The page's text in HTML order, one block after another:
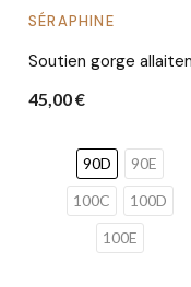
SÉRAPHINE
45,00 €
90D
90E
100C
100D
100E